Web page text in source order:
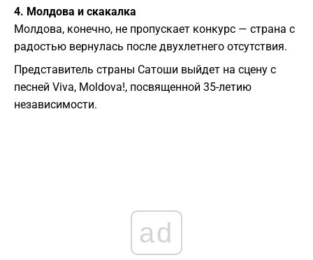
4. Молдова и скакалка
Молдова, конечно, не пропускает конкурс — страна с
радостью вернулась после двухлетнего отсутствия.
Представитель страны Сатоши выйдет на сцену с
песней Viva, Moldova!, посвященной 35-летию
независимости.
ad